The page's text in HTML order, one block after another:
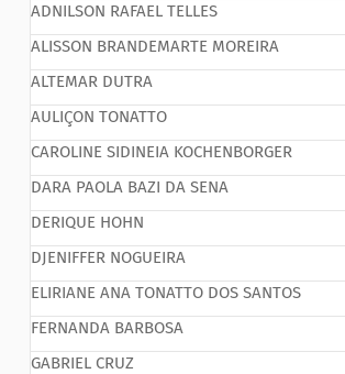
ADNILSON RAFAEL TELLES
ALISSON BRANDEMARTE MOREIRA
ALTEMAR DUTRA
AULIÇON TONATTO
CAROLINE SIDINEIA KOCHENBORGER
DARA PAOLA BAZI DA SENA
DERIQUE HOHN
DJENIFFER NOGUEIRA
ELIRIANE ANA TONATTO DOS SANTOS
FERNANDA BARBOSA
GABRIEL CRUZ